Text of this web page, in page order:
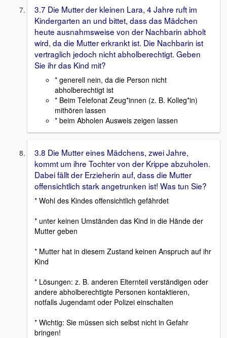
3.7 Die Mutter der kleinen Lara, 4 Jahre ruft im
Kindergarten an und bittet, dass das Mädchen
heute ausnahmsweise von der Nachbarin abholt
wird, da die Mutter erkrankt ist. Die Nachbarin ist
vertraglich jedoch nicht abholberechtigt. Geben
Sie ihr das Kind mit?
* generell nein, da die Person nicht
abholberechtigt ist
* Beim Telefonat Zeug*innen (z. B. Kolleg*in)
mithören lassen
* beim Abholen Ausweis zeigen lassen
3.8 Die Mutter eines Mädchens, zwei Jahre,
kommt um ihre Tochter von der Krippe abzuholen.
Dabei fällt der Erzieherin auf, dass die Mutter
offensichtlich stark angetrunken ist! Was tun Sie?
* Wohl des Kindes offensichtlich gefährdet
* unter keinen Umständen das Kind in die Hände der
Mutter geben
* Mutter hat in diesem Zustand keinen Anspruch auf ihr
Kind
* Lösungen: z. B. anderen Elternteil verständigen oder
andere abholberechtigte Personen kontaktieren,
notfalls Jugendamt oder Polizei einschalten
* Wichtig: Sie müssen sich selbst nicht in Gefahr
bringen!